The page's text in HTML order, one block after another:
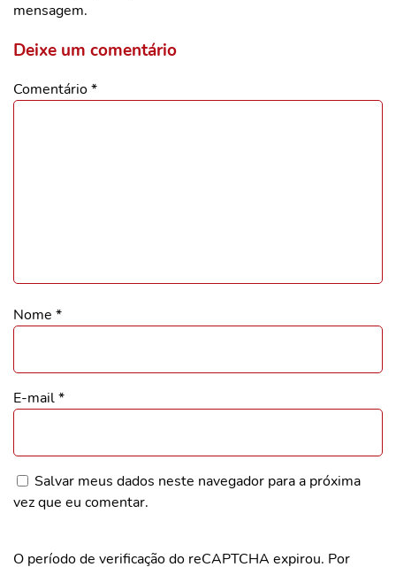
mensagem.
Deixe um comentário
Comentário*
Nome *
E-mail*
Salvar meus dados neste navegador para a próxima
vez que eu comentar.
O período de verificação do reCAPTCHA expirou. Por